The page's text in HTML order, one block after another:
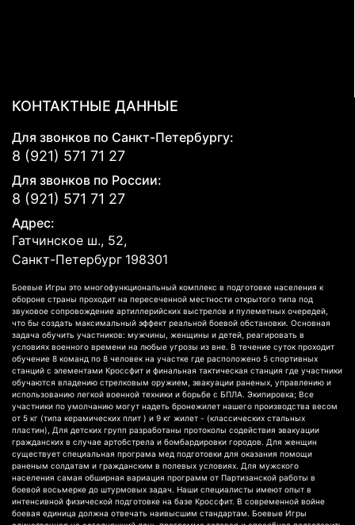
КОНТАКТНЫЕ ДАННЫЕ
Для звонков по Санкт-Петербургу:
8 (921) 571 71 27
Для звонков по России:
8 (921) 571 71 27
Адрес:
Гатчинское ш., 52,
Санкт-Петербург 198301
Боевые Игры это многофункциональный комплекс в подготовке населения к
обороне страны проходит на пересеченной местности открытого типа под
звуковое сопровождение артиллерийских выстрелов и пулеметных очередей,
что бы создать максимальный эффект реальной боевой обстановки. Основная
задача обучить участников: мужчины, женщины и детей, реагировать в
условиях военного времени на любые угрозы из вне. В течение суток проходит
обучение 8 команд по 8 человек на участке где расположено 5 спортивных
станций с элементами Кроссфит и финальная тактическая станция где участники
обучаются владению стрелковым оружием, эвакуации раненых, управлению и
использованию легкой военной техники и борьбе с БПЛА. Экипировка; Все
участники по умолчанию могут надеть бронежилет нашего производства весом
от 5 кг (типа керамических плит ) и 9 кг жилет - (классических стальных
пластин), Для детских групп разработаны протоколы содействия эвакуации
гражданских в случае артобстрела и бомбардировки городов. Для женщин
существует специальная програма мед подготовки для оказания помощи
раненым солдатам и гражданским в полевых условиях. Для мужского
населения самая обширная вариация программ от Партизанской работы в
боевой восьмерке до штурмовых задач. Наши специалисты имеют опыт в
интенсивной физической подготовке на базе Кроссфит. В современной войне
боевая единица должна отвечать наивысшим стандартам. Боевые Игры